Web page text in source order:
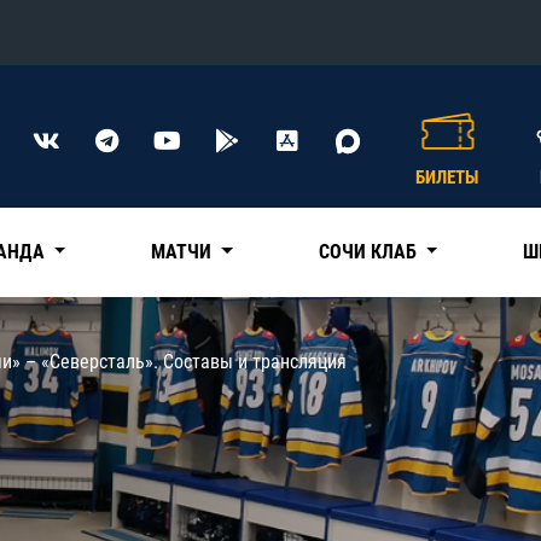
Конференция «Восток»
Нефтехимик
Трактор
Дивизион Чернышева
Авангард
Адмирал
КХЛ
БИЛЕТЫ
МАТЧИ СОЧИ КЛАБ
– «Северсталь». Составы и трансляция